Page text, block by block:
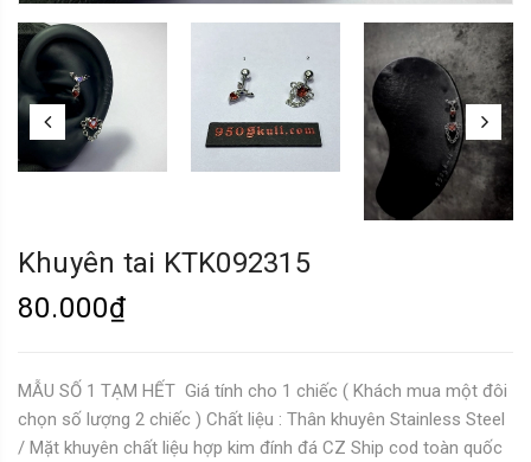
Khuyên tai KTK092315
80.000₫
MẪU SỐ 1 TẠM HẾT Giá tính cho 1 chiếc ( Khách mua một đôi
chọn số lượng 2 chiếc ) Chất liệu : Thân khuyên Stainless Steel
/ Mặt khuyên chất liệu hợp kim đính đá CZ Ship cod toàn quốc